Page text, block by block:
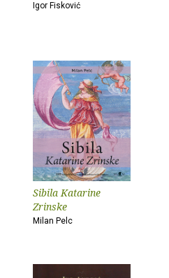
Igor Fisković
Sibila Katarine
Zrinske
Milan Pelc